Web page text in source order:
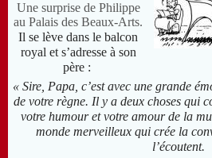
Une surprise de Philippe
au Palais des Beaux-Arts.
Il se lève dans le balcon
royal et s’adresse à son
père :
« Sire, Papa, c’est avec une grande
de votre règne. Il y a deux choses qui
votre humour et votre amour de la
monde merveilleux qui crée la
l’écoutent.